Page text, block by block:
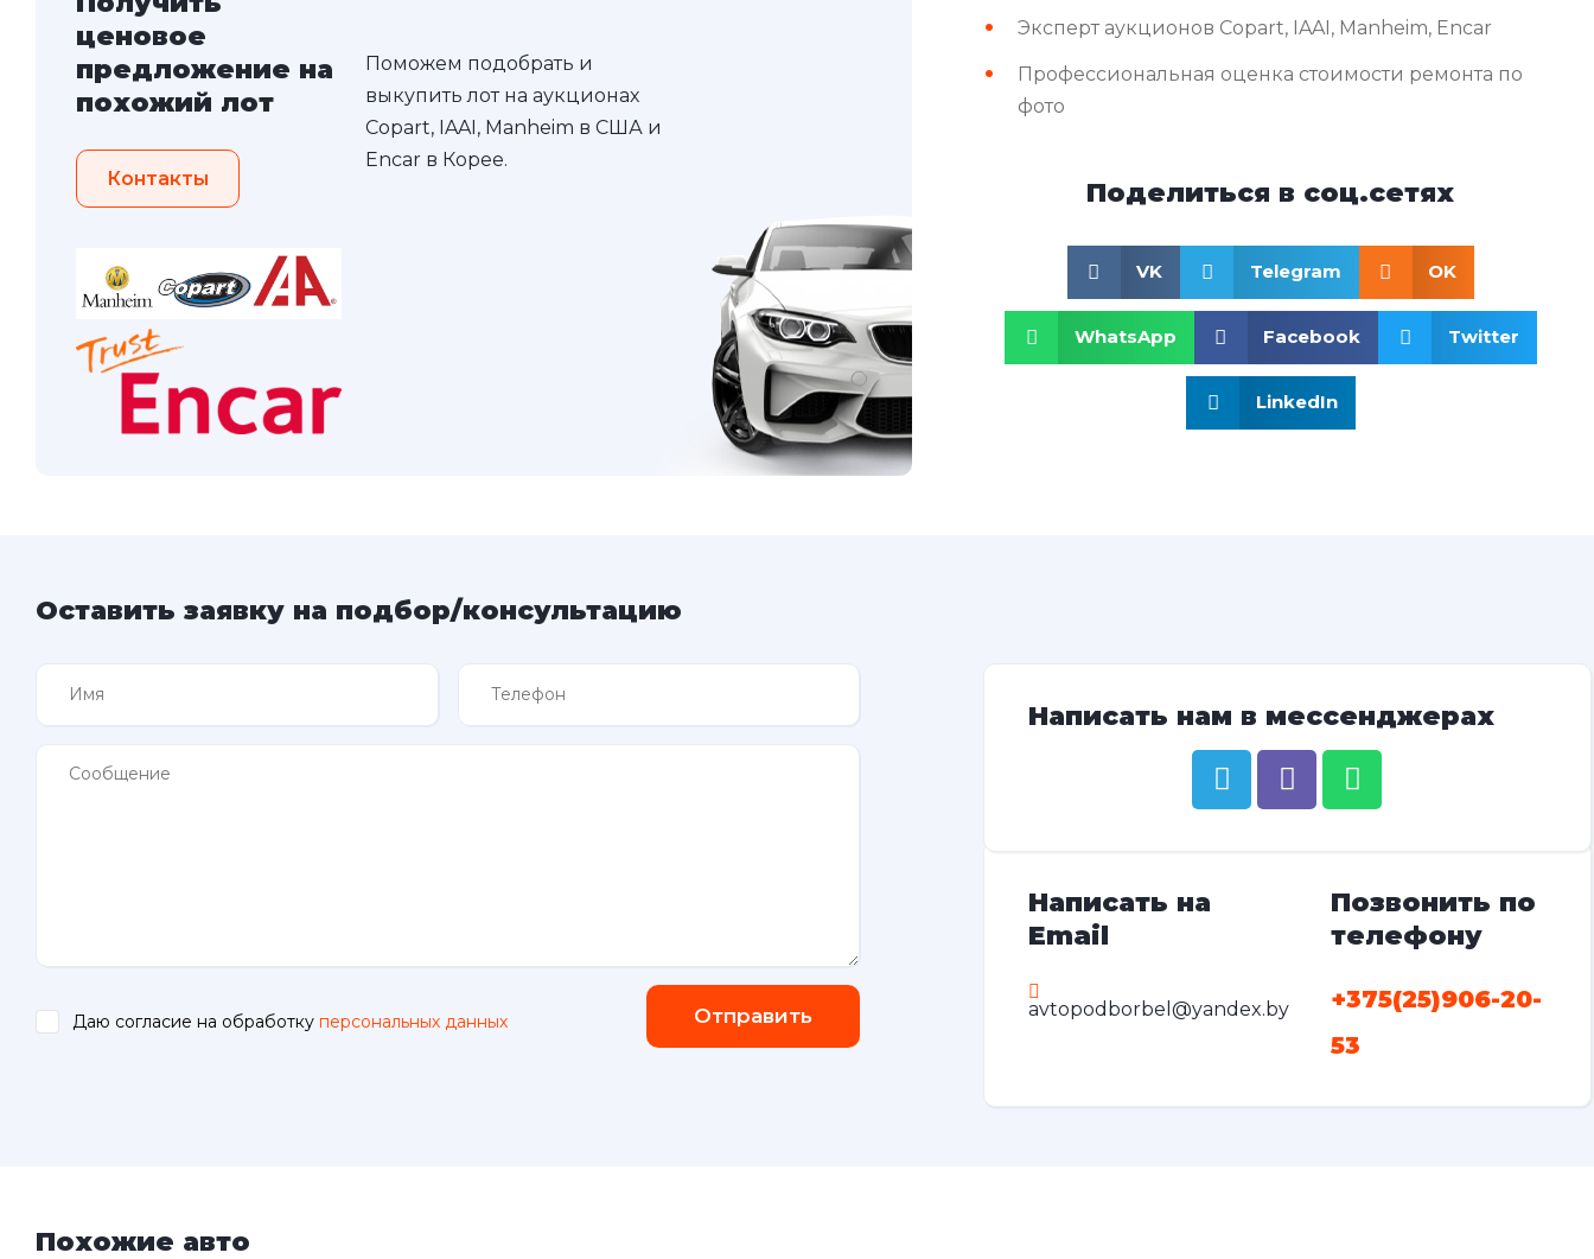
ценовое
предложение на
похожий лот
Контакты
Поможем подобрать и
выкупить лот на аукционах
Copart, IAAI, Manheim в США и
Encar в Корее.
Эксперт аукционов Copart, IAAI, Manheim, Encar
Профессиональная оценка стоимости ремонта по
фото
Поделиться в соц.сетях
VK Telegram OK
WhatsApp Facebook Twitter
LinkedIn
Оставить заявку на подбор/консультацию
Даю согласие на обработку персональных данных Отправить
Написать нам в мессенджерах
Написать на
Email
avtopodborbel@yandex.by
Позвонить по
телефону
+375(25)906-20-
53
Похожие авто